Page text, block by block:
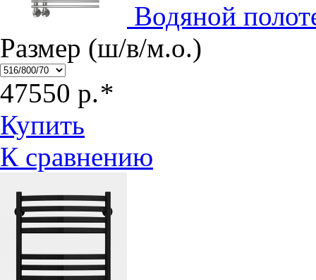
Водяной
Размер (ш/в/м.о.)
47550 р.*
Купить
К сравнению